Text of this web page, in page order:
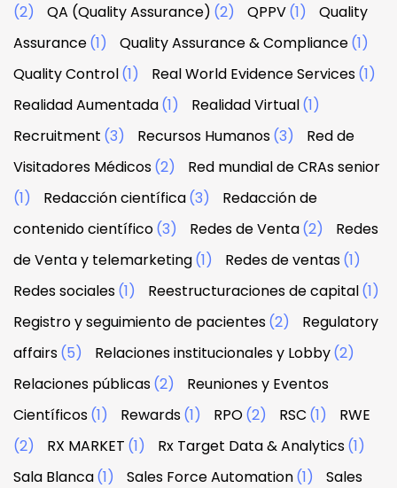
(2) QA (Quality Assurance) (2) QPPV(1)
Quality
Assurance(1) Quality Assurance & Compliance(1)
Quality Control(1) Real World Evidence Services(1)
Realidad Aumentada(1) Realidad Virtual(1)
Recruitment (3) Recursos Humanos(3)
Red de
Visitadores Médicos(2)
Red mundial de CRAs senior
(1)
Redacción científica(3)
Redacción de
contenido científico(3) Redes de Venta(2)
Redes
de Venta y telemarketing(1) Redes de ventas(1)
Redes sociales(1) Reestructuraciones de capital(1)
Registro y seguimiento de pacientes(2)
Regulatory
affairs(5) Relaciones institucionales y Lobby(2)
Relaciones públicas(2)
Reuniones y Eventos
Científicos(1) Rewards(1) RPO(2) RSC (1)
RWE
(2)
RX MARKET (1) Rx Target Data & Analytics(1)
Sala Blanca(1) Sales Force Automation(1)
Sales